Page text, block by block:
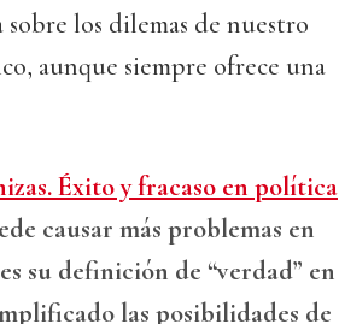
los dilemas de nuestro
aunque siempre ofrece una
Éxito y fracaso en política
causar más problemas en
su definición de “verdad” en
las posibilidades de